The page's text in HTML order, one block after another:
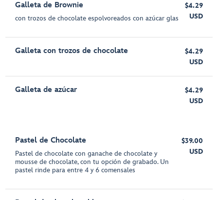
Galleta de Brownie
con trozos de chocolate espolvoreados con azúcar glas
$4.29
USD
Galleta con trozos de chocolate
$4.29
USD
Galleta de azúcar
$4.29
USD
Pastel de Chocolate
Pastel de chocolate con ganache de chocolate y
mousse de chocolate, con tu opción de grabado. Un
pastel rinde para entre 4 y 6 comensales
$39.00
USD